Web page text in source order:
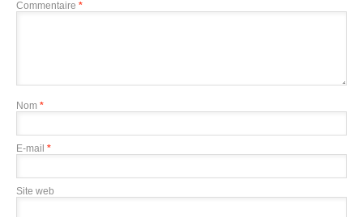
Commentaire *
Nom *
E-mail *
Site web